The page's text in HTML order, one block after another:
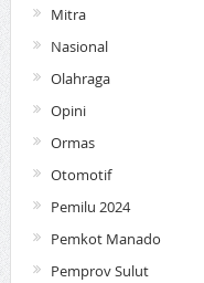
Mitra
Nasional
Olahraga
Opini
Ormas
Otomotif
Pemilu 2024
Pemkot Manado
Pemprov Sulut